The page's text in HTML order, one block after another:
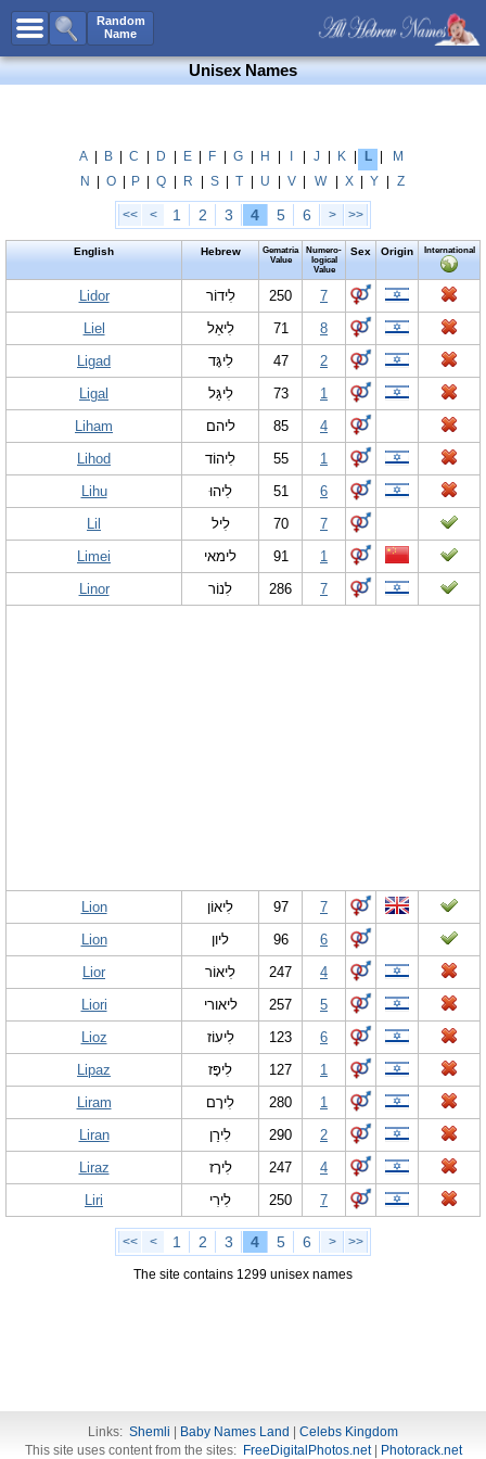
Random
Name
All Names
Boy Names
Unisex Names
Popular Names
Celebs B. DaysNew!
Unisex Names
A B C D E F G H J K L
M
N
O P Q R S T U V W X Y Z
<< < 1 2 3 4 5 6 > >>
English Hebrew
Gematria
Value
Numero-
logical
Value
Sex Origin International
Lidor לִידוֹר 250
7
Liel
לִיאֵל 71
8
Ligad
לִיגָּד 47
2
Ligal
לִיגַּל 73
1
Liham
ליהם 85
4
Lihod
לִיהוֹד 55
1
Lihu
לִיהוּ 51
6
Lil
לִיל 70
7
Limei
לימאי 91
1
Linor
לִנוֹר 286 7
Lion לִיאוֹן 97
7
Lion
ליון 96
6
Lior
לִיאוֹר 247
4
Liori
ליאורי 257
5
Lioz
לִיעוֹז 123
6
Lipaz
לִיפָּז 127
1
Liram
לִירָם 280
1
Liran
לִירַן 290
2
Liraz
לִירָז 247
4
Liri
לִירִי 250 7
<< < 1 2 3 4 5 6 > >>
The site contains 1299 unisex names
Links: Shemli Baby Names Land
Celebs Kingdom
This site uses content from the sites: FreeDigitalPhotos.net| Photorack.net